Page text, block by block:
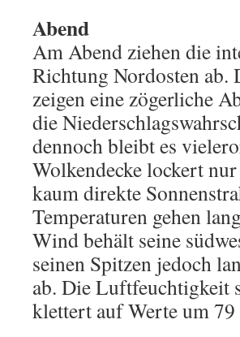
Abend
Am Abend ziehen die
Richtung Nordosten
zeigen eine zögerliche
die
dennoch bleibt es
Wolkendecke lockert
kaum direkte
Temperaturen gehen
Wind behält seine
seinen Spitzen jedoch
ab. Die Luftfeuchtigkeit
klettert auf Werte um 79